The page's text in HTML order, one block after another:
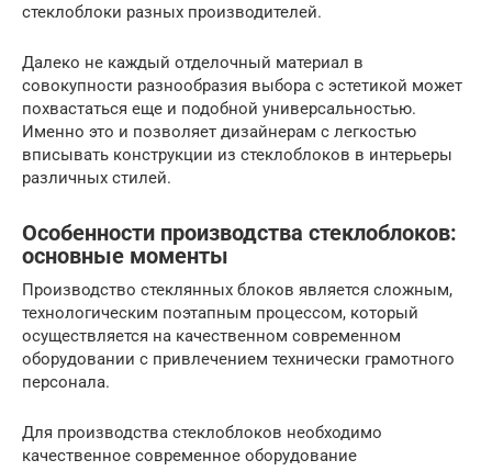
стеклоблоки разных производителей.
Далеко не каждый отделочный материал в
совокупности разнообразия выбора с эстетикой может
похвастаться еще и подобной универсальностью.
Именно это и позволяет дизайнерам с легкостью
вписывать конструкции из стеклоблоков в интерьеры
различных стилей.
Особенности производства стеклоблоков:
основные моменты
Производство стеклянных блоков является сложным,
технологическим поэтапным процессом, который
осуществляется на качественном современном
оборудовании с привлечением технически грамотного
персонала.
Для производства стеклоблоков необходимо
качественное современное оборудование